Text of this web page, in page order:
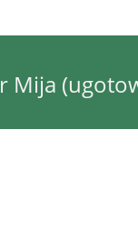
Mija